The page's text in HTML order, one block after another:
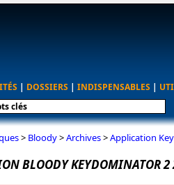
| DOSSIERS | INDISPENSABLES |
> Bloody>Archives>Application
BLOODY KEYDOMINATOR